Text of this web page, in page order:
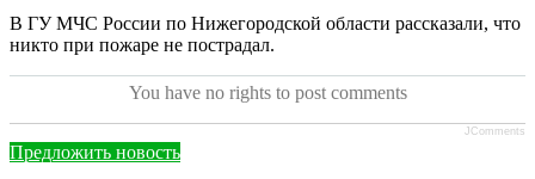
В ГУ МЧС России по Нижегородской области рассказали, что
никто при пожаре не пострадал.
You have no rights to post comments
JComments
Предложить новость